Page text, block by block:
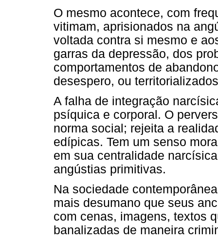
O mesmo acontece, com
vitimam, aprisionados na
voltada contra si mesmo e
garras da depressão, dos
comportamentos de
desespero, ou
A falha de integração
psíquica e corporal. O
norma social; rejeita a
edípicas. Tem um senso
em sua centralidade
angústias primitivas.
Na sociedade
mais desumano que seus
com cenas, imagens, textos
banalizadas de maneira